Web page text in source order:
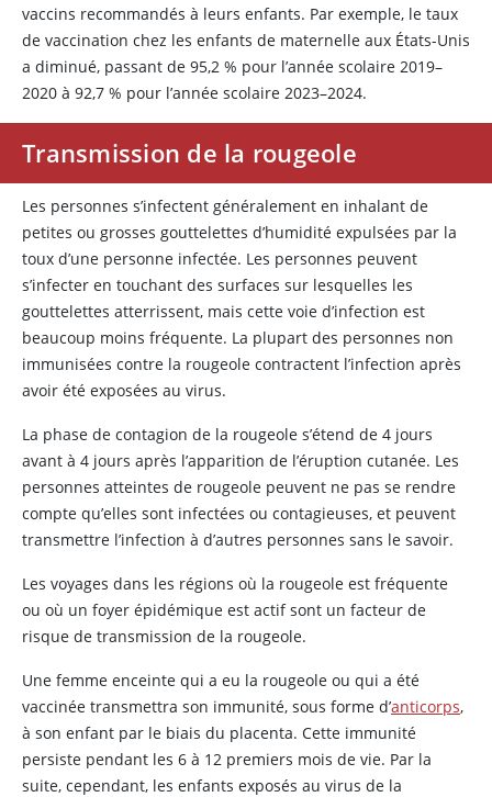
vaccins recommandés à leurs enfants. Par exemple, le taux
de vaccination chez les enfants de maternelle aux États-Unis
a diminué, passant de 95,2 % pour l’année scolaire 2019–
2020 à 92,7 % pour l’année scolaire 2023–2024.
Transmission de la rougeole
Les personnes s’infectent généralement en inhalant de
petites ou grosses gouttelettes d’humidité expulsées par la
toux d’une personne infectée. Les personnes peuvent
s’infecter en touchant des surfaces sur lesquelles les
gouttelettes atterrissent, mais cette voie d’infection est
beaucoup moins fréquente. La plupart des personnes non
immunisées contre la rougeole contractent l’infection après
avoir été exposées au virus.
La phase de contagion de la rougeole s’étend de 4 jours
avant à 4 jours après l’apparition de l’éruption cutanée. Les
personnes atteintes de rougeole peuvent ne pas se rendre
compte qu’elles sont infectées ou contagieuses, et peuvent
transmettre l’infection à d’autres personnes sans le savoir.
Les voyages dans les régions où la rougeole est fréquente
ou où un foyer épidémique est actif sont un facteur de
risque de transmission de la rougeole.
Une femme enceinte qui a eu la rougeole ou qui a été
vaccinée transmettra son immunité, sous forme d’anticorps,
à son enfant par le biais du placenta. Cette immunité
persiste pendant les 6 à 12 premiers mois de vie. Par la
suite, cependant, les enfants exposés au virus de la